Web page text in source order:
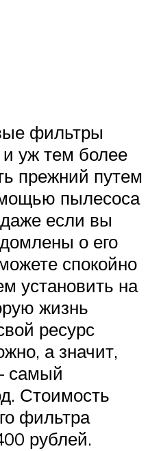
фильтры
и уж тем более
прежний путем
пылесоса
если вы
о его
спокойно
установить на
жизнь
ресурс
а значит,
самый
Стоимость
фильтра
рублей.